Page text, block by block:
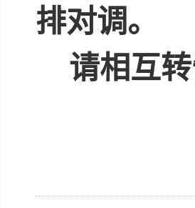
排对调。
请相互